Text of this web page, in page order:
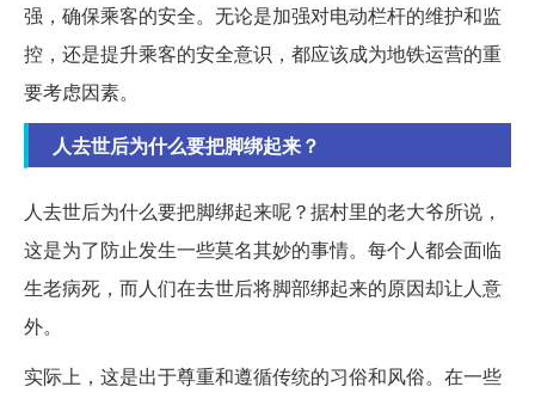
强，确保乘客的安全。无论是加强对电动栏杆的维护和监
控，还是提升乘客的安全意识，都应该成为地铁运营的重
要考虑因素。
人去世后为什么要把脚绑起来？
人去世后为什么要把脚绑起来呢？据村里的老大爷所说，
这是为了防止发生一些莫名其妙的事情。每个人都会面临
生老病死，而人们在去世后将脚部绑起来的原因却让人意
外。
实际上，这是出于尊重和遵循传统的习俗和风俗。在一些